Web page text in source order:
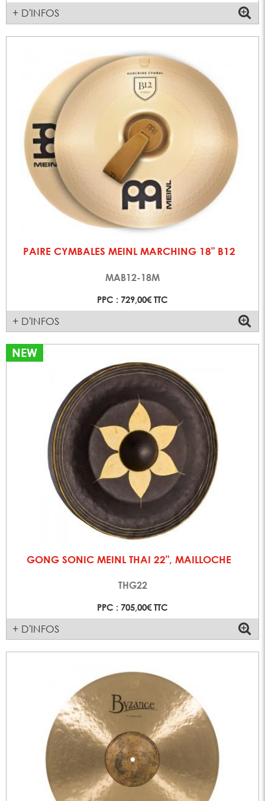
+ D'INFOS
PAIRE CYMBALES MEINL MARCHING 18" B12
MAB12-18M
PPC : 729,00€ TTC
+ D'INFOS
NEW
GONG SONIC MEINL THAI 22", MAILLOCHE
THG22
PPC : 705,00€ TTC
+ D'INFOS